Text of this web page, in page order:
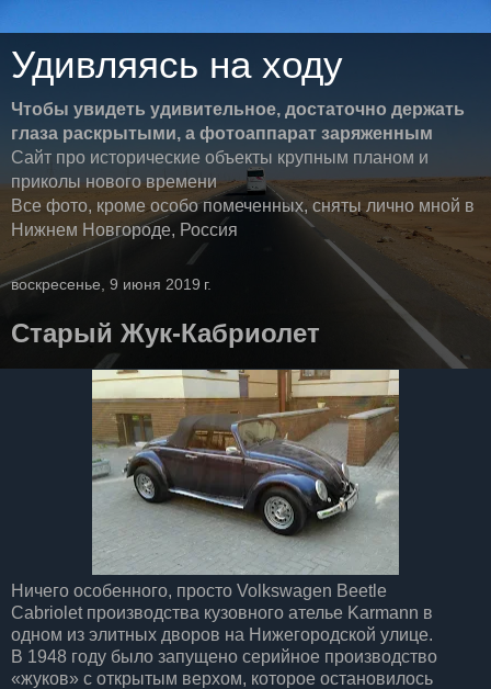
Удивляясь на ходу
Чтобы увидеть удивительное, достаточно держать
глаза раскрытыми, а фотоаппарат заряженным
Сайт про исторические объекты крупным планом и
приколы нового времени
Все фото, кроме особо помеченных, сняты лично мной в
Нижнем Новгороде, Россия
воскресенье, 9 июня 2019 г.
Старый Жук-Кабриолет
Ничего особенного, просто Volkswagen Beetle
Cabriolet производства кузовного ателье Karmann в
одном из элитных дворов на Нижегородской улице.
В 1948 году было запущено серийное производство
«жуков» с открытым верхом, которое остановилось